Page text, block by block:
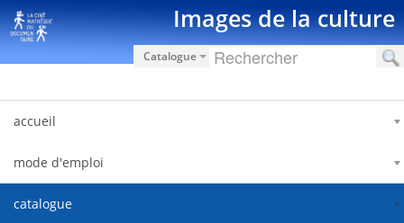
Saut au contenu Images de la culture
Catalogue
accueil
mode d'emploi
catalogue